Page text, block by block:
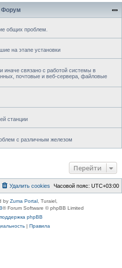
Форум
общих проблем.
на этапе установки
иначе связано с работой системы в
почтовые и веб-сервера, файловые
станции
с различным железом
Перейти
Часовой пояс: UTC+03:00
Удалить cookies
by Zuma Portal , Turaiel,
® Forum Software © phpBB Limited
phpBB
| Правила